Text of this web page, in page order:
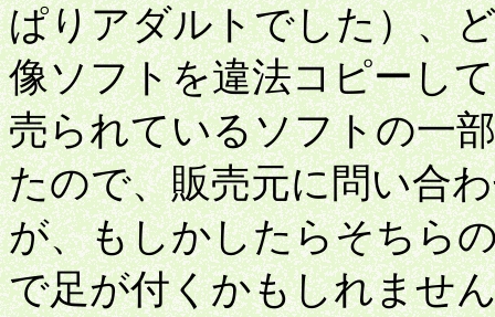
ぱりアダルトでした）、
像ソフトを違法コピーし
売られているソフトの一
たので、販売元に問い合
が、もしかしたらそちら
で足が付くかもしれませ